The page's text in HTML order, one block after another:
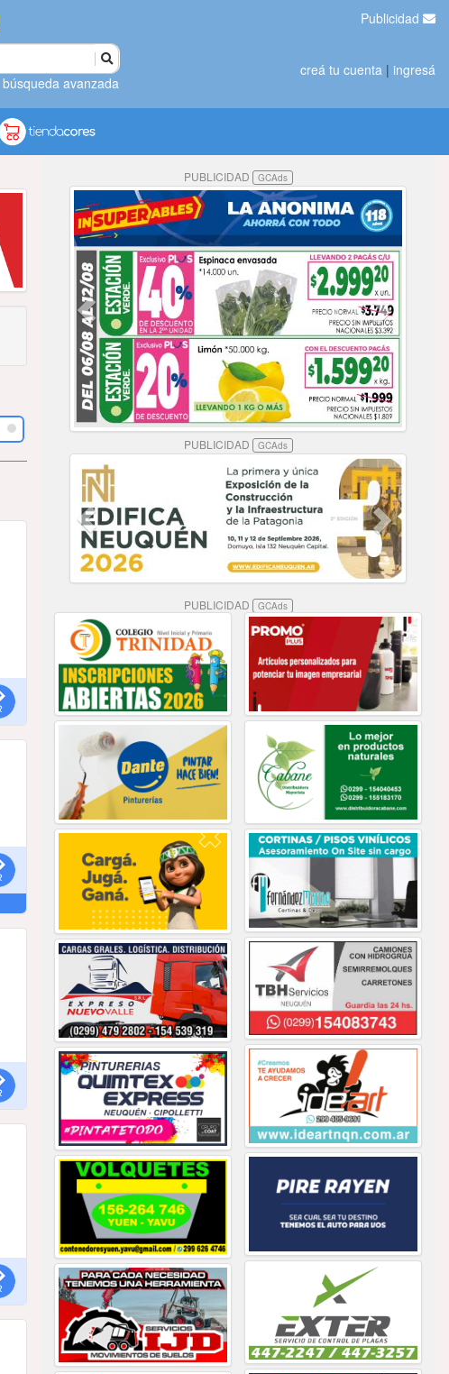
búsqueda avanzada
Publicidad
creá tu cuenta | ingresá
PUBLICIDAD GCAds
PUBLICIDAD GCAds
PUBLICIDAD GCAds